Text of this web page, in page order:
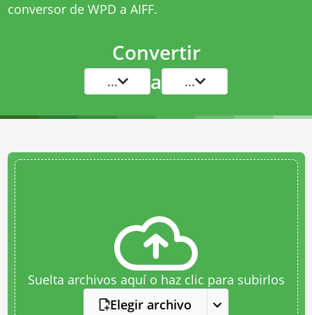
conversor de WPD a AIFF.
Convertir
... a ...
Suelta archivos aquí o haz clic para subirlos
Elegir archivo